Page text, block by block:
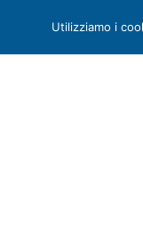
Utilizziamo i